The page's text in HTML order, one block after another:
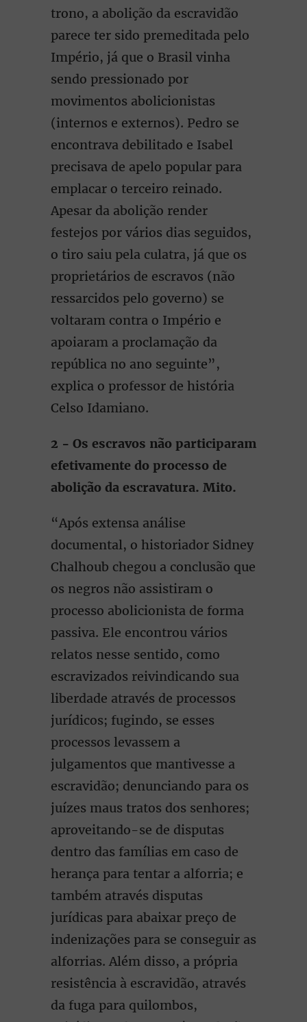
trono, a abolição da escravidão
parece ter sido premeditada pelo
Império, já que o Brasil vinha
sendo pressionado por
movimentos abolicionistas
(internos e externos). Pedro se
encontrava debilitado e Isabel
precisava de apelo popular para
emplacar o terceiro reinado.
Apesar da abolição render
festejos por vários dias seguidos,
o tiro saiu pela culatra, já que os
proprietários de escravos (não
ressarcidos pelo governo) se
voltaram contra o Império e
apoiaram a proclamação da
república no ano seguinte”,
explica o professor de história
Celso Idamiano.
2 - Os escravos não participaram
efetivamente do processo de
abolição da escravatura. Mito.
“Após extensa análise
documental, o historiador Sidney
Chalhoub chegou a conclusão que
os negros não assistiram o
processo abolicionista de forma
passiva. Ele encontrou vários
relatos nesse sentido, como
escravizados reivindicando sua
liberdade através de processos
jurídicos; fugindo, se esses
processos levassem a
julgamentos que mantivesse a
escravidão; denunciando para os
juízes maus tratos dos senhores;
aproveitando-se de disputas
dentro das famílias em caso de
herança para tentar a alforria; e
também através disputas
jurídicas para abaixar preço de
indenizações para se conseguir as
alforrias. Além disso, a própria
resistência à escravidão, através
da fuga para quilombos,